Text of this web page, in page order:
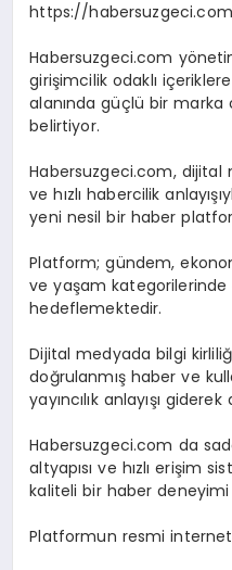
https://habersuzgeci.com
Habersuzgeci.com
girişimcilik odaklı
alanında güçlü bir marka
belirtiyor.
Habersuzgeci.com,
ve hızlı habercilik
yeni nesil bir haber
Platform; gündem,
ve yaşam kategorilerinde
hedeflemektedir.
Dijital medyada bilgi
doğrulanmış haber ve
yayıncılık anlayışı
Habersuzgeci.com da
altyapısı ve hızlı erişim
kaliteli bir haber deneyimi
Platformun resmi